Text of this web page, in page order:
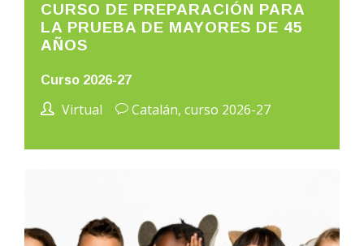
CURSO DE PREPARACIÓN PARA
LA PRUEBA DE MAYORES DE 45
AÑOS
Curso 2026-27
Virtual Catalán, curso 2026-27